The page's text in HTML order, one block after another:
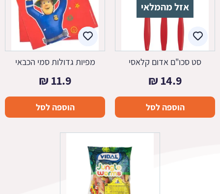
אזל מהמלאי
סט סכו"ם אדום קלאסי
14.9
₪
הוספה לסל
מפיות גדולות סמי הכבאי
11.9
₪
הוספה לסל